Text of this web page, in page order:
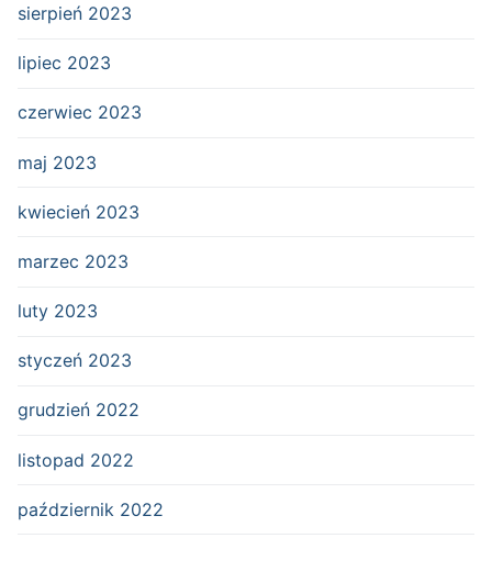
sierpień 2023
lipiec 2023
czerwiec 2023
maj 2023
kwiecień 2023
marzec 2023
luty 2023
styczeń 2023
grudzień 2022
listopad 2022
październik 2022